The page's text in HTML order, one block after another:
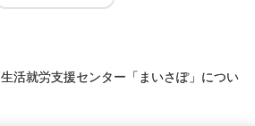
生活就労支援センター「まいさぽ」につい